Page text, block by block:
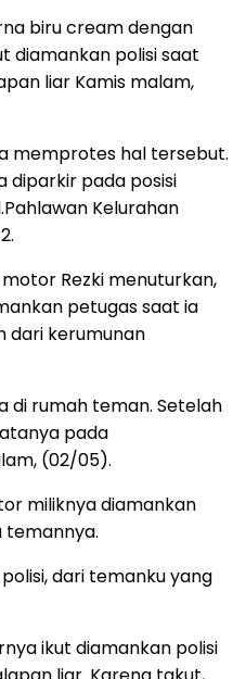
biru cream dengan
diamankan polisi saat
liar Kamis malam,
memprotes hal tersebut.
diparkir pada posisi
Kelurahan
Rezki menuturkan,
petugas saat ia
dari kerumunan
di rumah teman. Setelah
pada
(02/05).
miliknya diamankan
temannya.
dari temanku yang
ikut diamankan polisi